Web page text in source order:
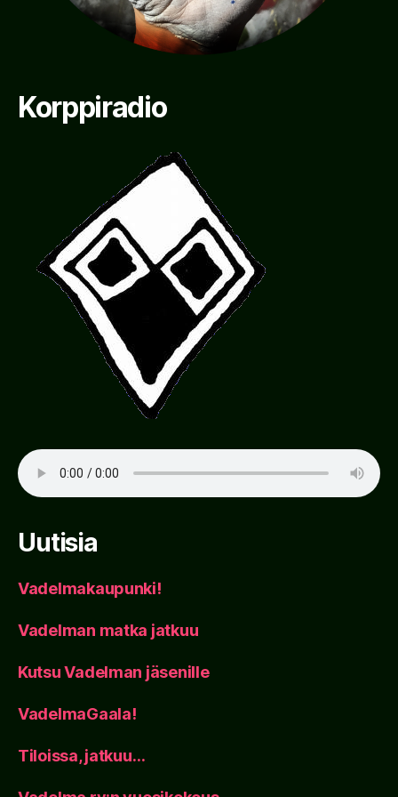
Korppiradio
Uutisia
Vadelmakaupunki!
Vadelman matka jatkuu
Kutsu Vadelman jäsenille
VadelmaGaala!
Tiloissa, jatkuu…